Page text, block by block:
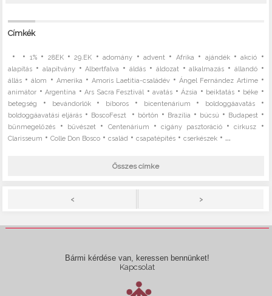
Címkék
• • 1%• 28EK•29.EK •adomány •advent • Afrika • ajándék•akció •
alapítás • alapítvány•Albertfalva •áldás • áldozat •alkalmazás • állandó•
állás •álom • Amerika • Amoris Laetitia-családév •Ángel Fernández Artime•
animátor •Argentína •Ars Sacra Fesztivál •avatás •Ázsia • beiktatás • béke •
betegség • bevándorlók• bíboros • bicentenárium • boldoggáavatás•
boldoggáavatási eljárás • BoscoFeszt • börtön • Brazília • búcsú • Budapest •
bűnmegelőzés • bűvészet • Centenárium •cigány pasztoráció•cirkusz •
Clarisseum •Colle Don Bosco •család •csapatépítés •cserkészek • ...
Összes címke
< >
Bármi kérdése van, keressen bennünket!
Kapcsolat